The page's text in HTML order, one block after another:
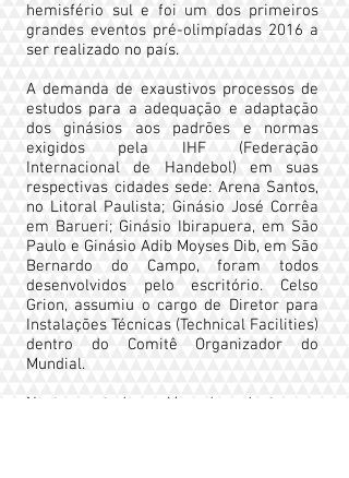
hemisfério sul e foi um dos primeiros
grandes eventos pré-olimpíadas 2016 a
ser realizado no país.
A demanda de exaustivos processos de
estudos para a adequação e adaptação
dos ginásios aos padrões e normas
exigidos pela IHF (Federação
Internacional de Handebol) em suas
respectivas cidades sede: Arena Santos,
no Litoral Paulista; Ginásio José Corrêa
em Barueri; Ginásio Ibirapuera, em São
Paulo e Ginásio Adib Moyses Dib, em São
Bernardo do Campo, foram todos
desenvolvidos pelo escritório. Celso
Grion, assumiu o cargo de Diretor para
Instalações Técnicas (Technical Facilities)
dentro do Comitê Organizador do
Mundial.
Nestes estudos, além de adaptar os